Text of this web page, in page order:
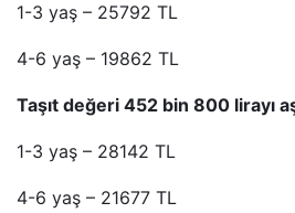
1-3 yaş – 25792 TL
4-6 yaş – 19862 TL
Taşıt değeri 452 bin 800 lirayı
1-3 yaş – 28142 TL
4-6 yaş – 21677 TL